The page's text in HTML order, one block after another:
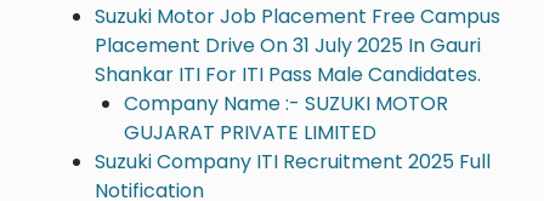
Suzuki Motor Job Placement Free Campus
Placement Drive On 31 July 2025 In Gauri
Shankar ITI For ITI Pass Male Candidates.
Company Name :- SUZUKI MOTOR
GUJARAT PRIVATE LIMITED
Suzuki Company ITI Recruitment 2025 Full
Notification